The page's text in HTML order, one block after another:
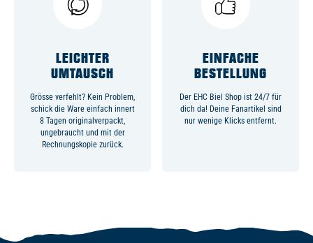
LEICHTER
UMTAUSCH
Grösse verfehlt? Kein Problem,
schick die Ware einfach innert
8 Tagen originalverpackt,
ungebraucht und mit der
Rechnungskopie zurück.
EINFACHE
BESTELLUNG
Der EHC Biel Shop ist 24/7 für
dich da! Deine Fanartikel sind
nur wenige Klicks entfernt.